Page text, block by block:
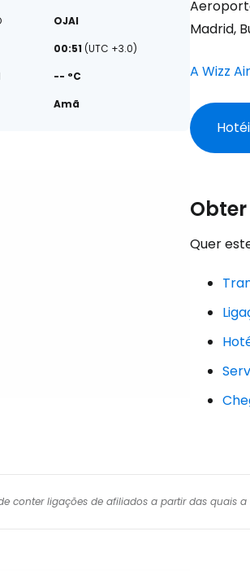
OJAI
00:51 (UTC +3.0)
-- °C
Amã
Madrid,
A Wizz Air
Quer
conter ligações de afiliados a partir das quais